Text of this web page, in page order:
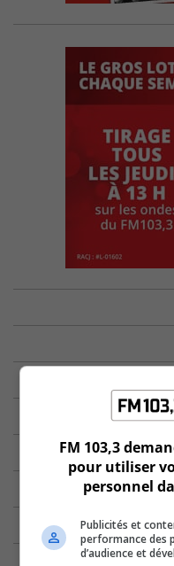
FM 103,3
pour utiliser
personnel
Publicités et
performance des
d’audience et